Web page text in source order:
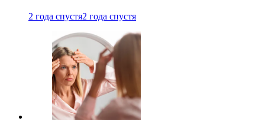
2 года спустя2 года спустя